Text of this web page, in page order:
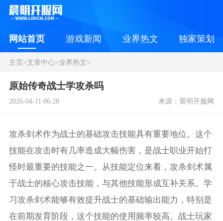
网站首页 游戏新闻 业界热文 独家策划
主页>文章中心>业界热文>
原始传奇战士学攻杀吗
2026-04-11 06:28 来源：晨明开服网
攻杀剑术作为战士的基础攻击技能具有重要地位。这个
技能在攻击时有几率造成大幅伤害，是战士职业开始打
怪时最重要的技能之一。从技能定位来看，攻杀剑术属
于战士的核心攻击技能，与其他技能形成互补关系。学
习攻杀剑术能够有效提升战士的基础输出能力，特别是
在前期发育阶段，这个技能的使用频率较高。战士玩家